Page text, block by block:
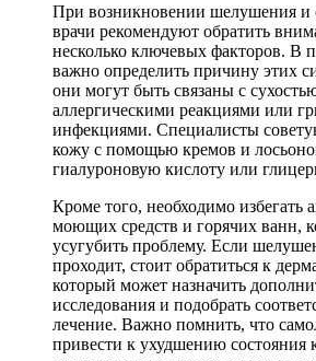
При возникновении шелушения и
врачи рекомендуют обратить
несколько ключевых факторов. В
важно определить причину этих
они могут быть связаны с
аллергическими реакциями или
инфекциями. Специалисты
кожу с помощью кремов и
гиалуроновую кислоту или
Кроме того, необходимо избегать
моющих средств и горячих ванн,
усугубить проблему. Если
проходит, стоит обратиться к
который может назначить
исследования и подобрать
лечение. Важно помнить, что
привести к ухудшению состояния